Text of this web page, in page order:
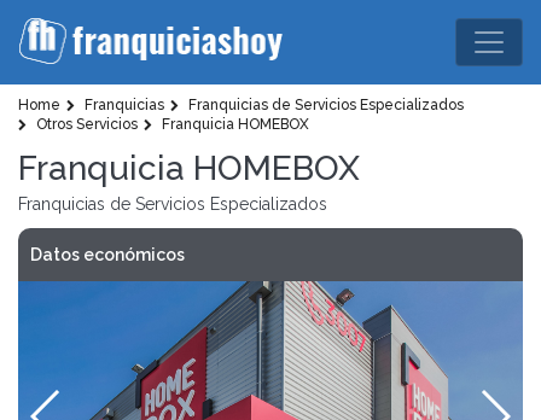
Home Franquicias
Franquicias de Servicios Especializados
Otros Servicios
Franquicia HOMEBOX
Franquicia HOMEBOX
Franquicias de Servicios Especializados
Datos económicos